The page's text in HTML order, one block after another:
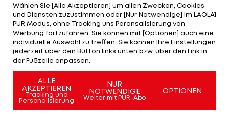
eliminiert Sloane Stephens (USA) 6:4, 6:2, Caroline
Wozniacki (DEN) wirft Petra Cetkovska (CZE) mit
6:3, 7:5 aus dem Turnier. Yanina Wickmayer gewinnt
das inner-belgische Duell gegen Kim Clijsters mit
6:4, 7:6 (5).
Mehr zum Thema
Wählen Sie [Alle Akzeptieren] um allen Zwecken, Cookies
und Diensten zuzustimmen oder [Nur Notwendige] im LAOLA1
PUR Modus, ohne Tracking uns Peronsalisierung von
Werbung fortzufahren. Sie können mit [Optionen] auch eine
individuelle Auswahl zu treffen. Sie können Ihre Einstellungen
jederzeit über den Button links unten bzw. über den Link in
der Fußzeile anpassen.
ALLE
AKZEPTIEREN
Tracking und
Personalisierung
NUR
NOTWENDIGE
Weiter mit PUR-Abo
OPTIONEN